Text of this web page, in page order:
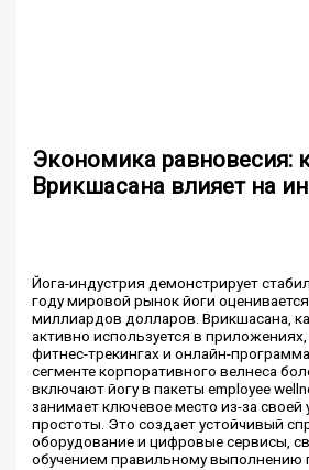
Экономика равновесия:
Врикшасана влияет на
Йога-индустрия демонстрирует
году мировой рынок йоги
миллиардов долларов. Врикшасана,
активно используется в приложениях,
фитнес-трекингах и онлайн-
сегменте корпоративного велнеса
включают йогу в пакеты employee
занимает ключевое место из-за своей
простоты. Это создает устойчивый
оборудование и цифровые сервисы,
обучением правильному выполнению